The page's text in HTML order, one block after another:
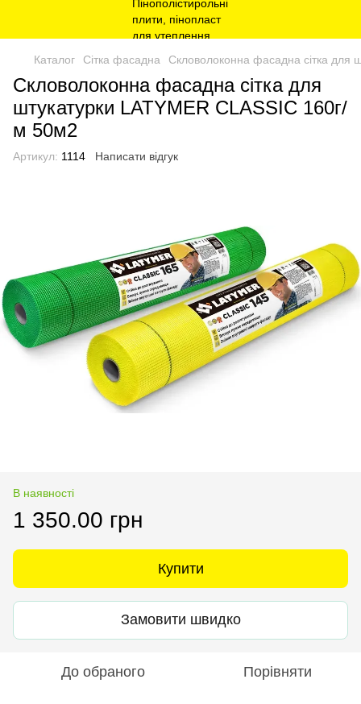
Каталог Сітка фасадна Скловолоконна фасадна сітка для
Скловолоконна фасадна сітка для
штукатурки LATYMER CLASSIC 160г/
м 50м2
Артикул: 1114 Написати відгук
В наявності
1 350.00 грн
Купити
Замовити швидко
До обраного Порівняти